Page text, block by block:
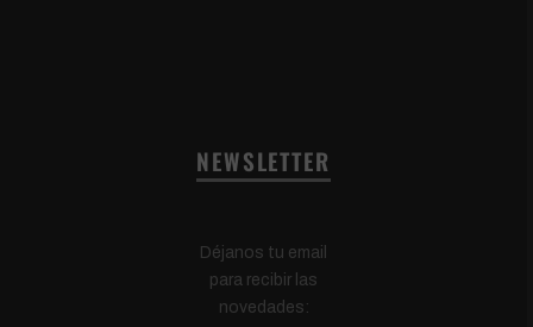
NEWSLETTER
Déjanos tu email
para recibir las
novedades: